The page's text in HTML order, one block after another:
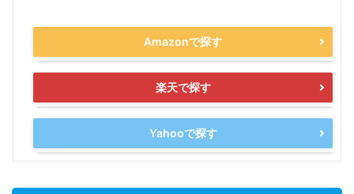
Amazonで探す
楽天で探す
Yahooで探す